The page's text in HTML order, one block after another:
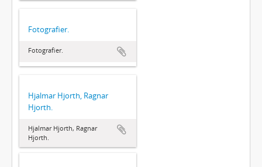
Fotografier.
Fotografier.
Hjalmar Hjorth, Ragnar
Hjorth.
Hjalmar Hjorth, Ragnar
Hjorth.